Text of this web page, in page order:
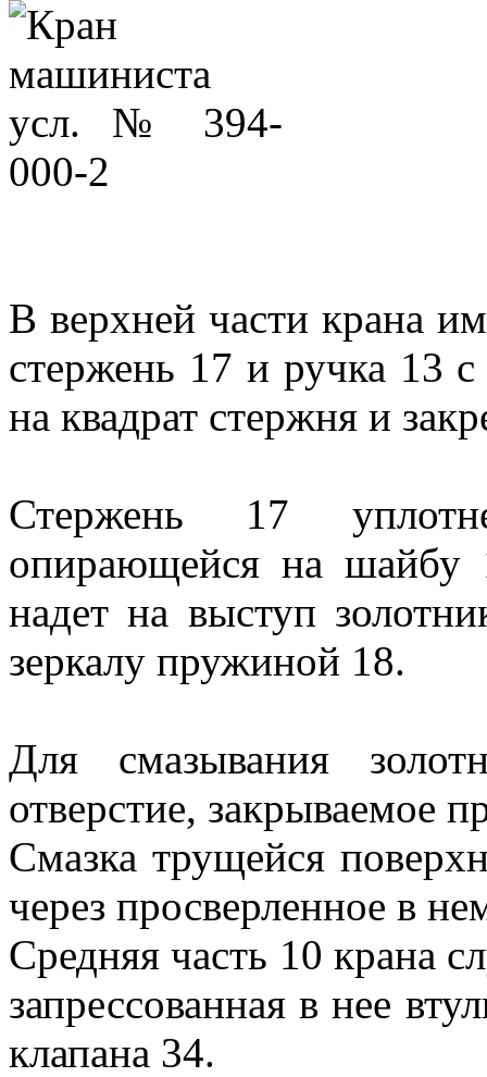
В верхней части крана
стержень 17 и ручка 13
на квадрат стержня и
Стержень 17
опирающейся на шайбу
надет на выступ
зеркалу пружиной 18.
Для смазывания
отверстие, закрываемое
Смазка трущейся
через просверленное в
Средняя часть 10 крана
запрессованная в нее
клапана 34.